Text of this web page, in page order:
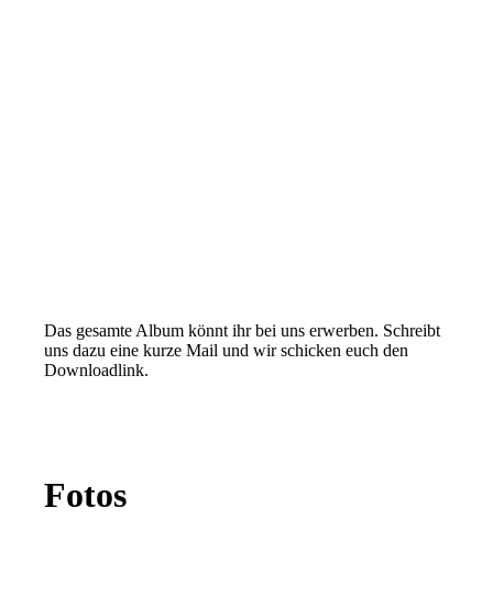
Das gesamte Album könnt ihr bei uns erwerben. Schreibt
uns dazu eine kurze Mail und wir schicken euch den
Downloadlink.
Fotos